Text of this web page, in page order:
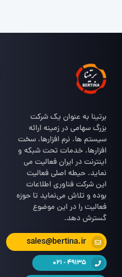
برتینا به عنوان یک شرکت
بزرگ سهامی در زمینه ارائه
سیستم ها، نرم افزارها، سخت
افزارها، خدمات تحت شبکه و
اینترنت در ایران فعالیت می
نماید. حیطه اصلی فعالیت
این شرکت فناوری اطلاعات
بوده و تلاش می‌نماید تا حوزه
فعالیت را در این موضوع
گسترش دهد.
sales@bertina.ir
49135 - 021